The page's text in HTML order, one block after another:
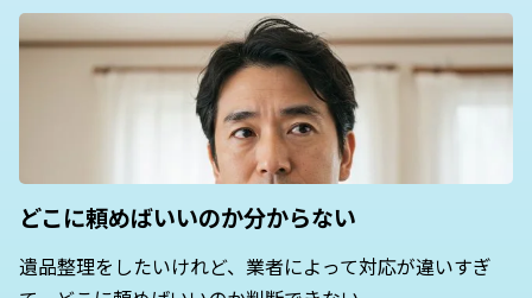
どこに頼めばいいのか分からない
遺品整理をしたいけれど、業者によって対応が違いすぎ